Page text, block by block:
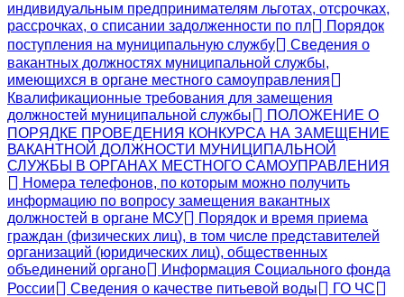
индивидуальным предпринимателям льготах, отсрочках,
рассрочках, о списании задолженности по пл
Порядок
поступления на муниципальную службу
Сведения о
вакантных должностях муниципальной службы,
имеющихся в органе местного самоуправления
Квалификационные требования для замещения
должностей муниципальной службы
ПОЛОЖЕНИЕ О
ПОРЯДКЕ ПРОВЕДЕНИЯ КОНКУРСА НА ЗАМЕЩЕНИЕ
ВАКАНТНОЙ ДОЛЖНОСТИ МУНИЦИПАЛЬНОЙ
СЛУЖБЫ В ОРГАНАХ МЕСТНОГО САМОУПРАВЛЕНИЯ
Номера телефонов, по которым можно получить
информацию по вопросу замещения вакантных
должностей в органе МСУ
Порядок и время приема
граждан (физических лиц), в том числе представителей
организаций (юридических лиц), общественных
объединений органо
Информация Социального фонда
России
Сведения о качестве питьевой воды
ГО ЧС